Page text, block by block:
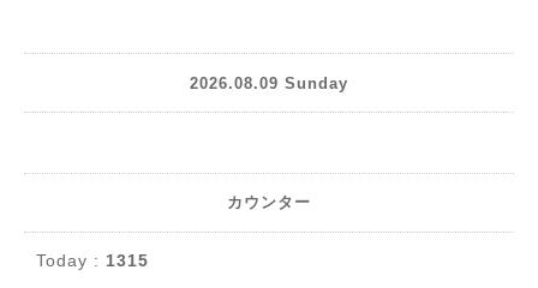
2026.08.09 Sunday
カウンター
Today : 1315